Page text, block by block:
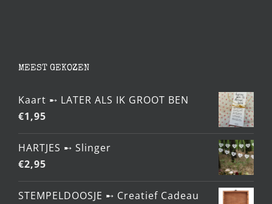
MEEST GEKOZEN
Kaart ➸ LATER ALS IK GROOT BEN
€1,95
HARTJES ➸ Slinger
€2,95
STEMPELDOOSJE ➸ Creatief Cadeau